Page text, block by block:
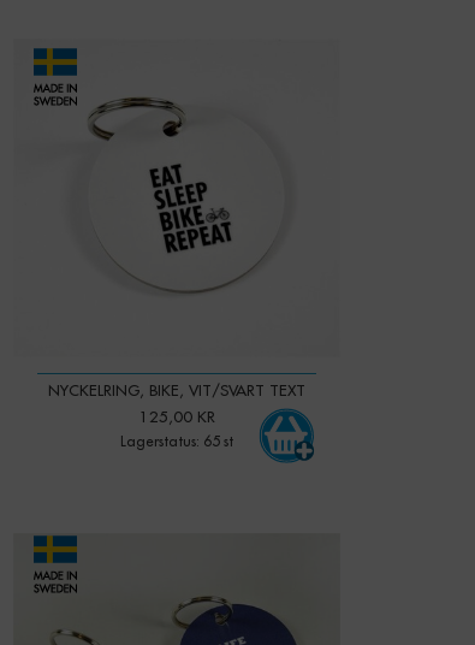
NYCKELRING, BIKE, VIT/SVART TEXT
125,00 KR
Lagerstatus: 65 st
Qty:
Qty: